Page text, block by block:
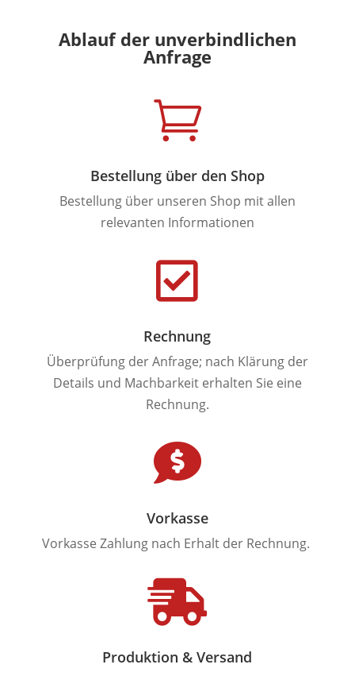
Ablauf der unverbindlichen
Anfrage

Bestellung über den Shop
Bestellung über unseren Shop mit allen
relevanten Informationen

Rechnung
Überprüfung der Anfrage; nach Klärung der
Details und Machbarkeit erhalten Sie eine
Rechnung.

Vorkasse
Vorkasse Zahlung nach Erhalt der Rechnung.

Produktion & Versand